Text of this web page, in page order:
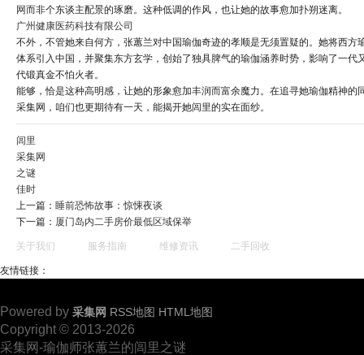
网而非个东谈主配景的琢磨。这种低调的作风，也让她的故事愈加扑朔迷离。
广州健康医药科技有限公司
不外，不管她来自何方，张蕙兰对中国瑜伽奇迹的孝顺是无须置疑的。她将西方
体系引入中国，并聚集东方玄学，创始了独具脾气的瑜伽涵养时势，影响了一代
代锻真金不怕火者。
能够，恰是这种高明感，让她的形象愈加丰润而富余魔力。在追寻她瑜伽精神的
采集网，咱们也更期待有一天，能揭开她闾里的实在面纱。
闾里
采集网
之谜
佳时
上一篇： 睡前恐怖故事：惊悚夜谈
下一篇： 厦门岛内二手房价最低区域保举
关于我们 服务指南 维修资讯 二手回收
友情链接：
Powered by 采集网 RSS地图 HTML地图
Copyright © 2013-2026
采集网-瑜伽师张蕙兰的闾里之谜